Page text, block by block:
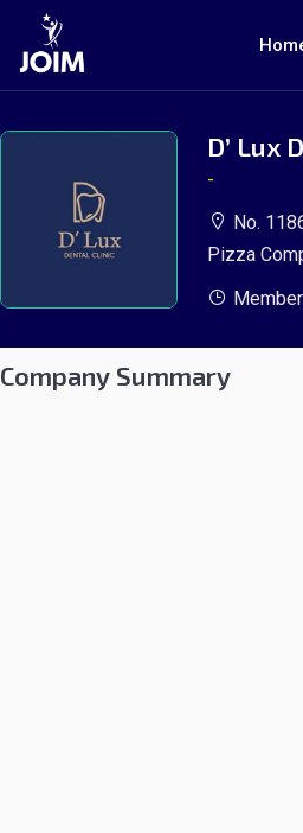
D’ Lux
-
No.
Pizza
Company Summary